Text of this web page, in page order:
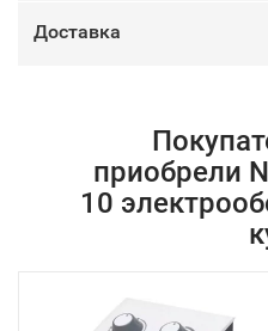
Доставка
приобрели
10